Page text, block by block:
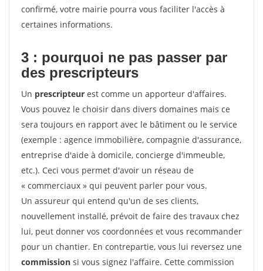
confirmé, votre mairie pourra vous faciliter l'accès à
certaines informations.
3 : pourquoi ne pas passer par
des prescripteurs
Un prescripteur est comme un apporteur d'affaires.
Vous pouvez le choisir dans divers domaines mais ce
sera toujours en rapport avec le bâtiment ou le service
(exemple : agence immobilière, compagnie d'assurance,
entreprise d'aide à domicile, concierge d'immeuble,
etc.). Ceci vous permet d'avoir un réseau de
« commerciaux » qui peuvent parler pour vous.
Un assureur qui entend qu'un de ses clients,
nouvellement installé, prévoit de faire des travaux chez
lui, peut donner vos coordonnées et vous recommander
pour un chantier. En contrepartie, vous lui reversez une
commission si vous signez l'affaire. Cette commission